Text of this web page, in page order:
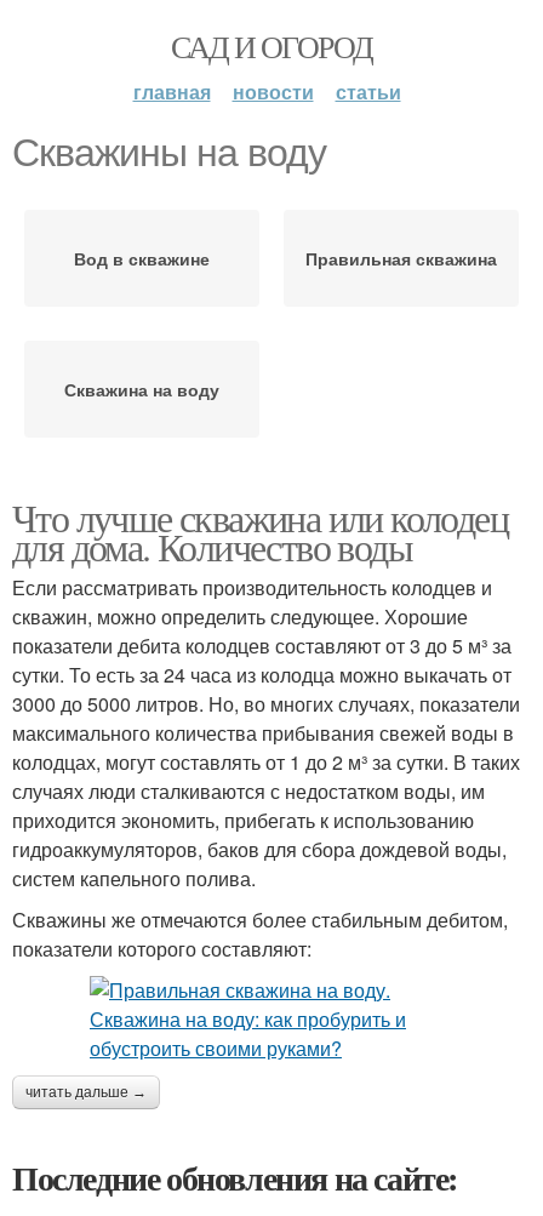
САД И ОГОРОД
главная новости статьи
Скважины на воду
Вод в скважине Правильная скважина
Скважина на воду
Что лучше скважина или колодец
для дома. Количество воды
Если рассматривать производительность колодцев и
скважин, можно определить следующее. Хорошие
показатели дебита колодцев составляют от 3 до 5 м³ за
сутки. То есть за 24 часа из колодца можно выкачать от
3000 до 5000 литров. Но, во многих случаях, показатели
максимального количества прибывания свежей воды в
колодцах, могут составлять от 1 до 2 м³ за сутки. В таких
случаях люди сталкиваются с недостатком воды, им
приходится экономить, прибегать к использованию
гидроаккумуляторов, баков для сбора дождевой воды,
систем капельного полива.
Скважины же отмечаются более стабильным дебитом,
показатели которого составляют:
читать дальше →
Последние обновления на сайте: